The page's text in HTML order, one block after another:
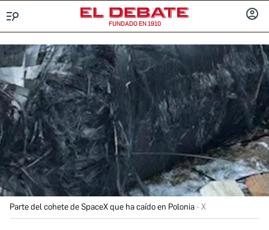
FUNDADO EN 1910
Parte del cohete de SpaceX que ha caído en Polonia X